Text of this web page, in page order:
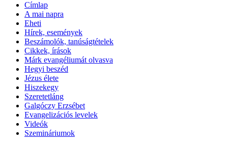
Címlap
A mai napra
Eheti
Hírek, események
Beszámolók, tanúságtételek
Cikkek, írások
Márk evangéliumát olvasva
Hegyi beszéd
Jézus élete
Hiszekegy
Szeretetláng
Galgóczy Erzsébet
Evangelizációs levelek
Videók
Szemináriumok